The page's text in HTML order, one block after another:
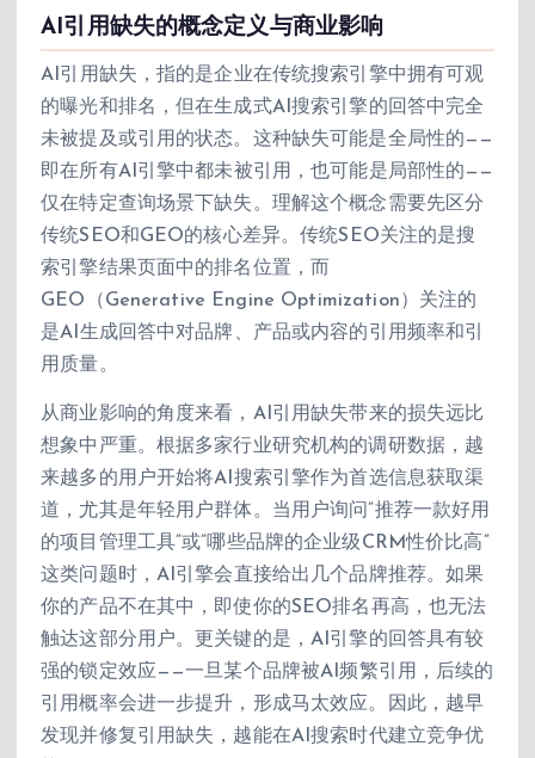
AI引用缺失的概念定义与商业影响
AI引用缺失，指的是企业在传统搜索引擎中拥有可观
的曝光和排名，但在生成式AI搜索引擎的回答中完全
未被提及或引用的状态。这种缺失可能是全局性的——
即在所有AI引擎中都未被引用，也可能是局部性的——
仅在特定查询场景下缺失。理解这个概念需要先区分
传统SEO和GEO的核心差异。传统SEO关注的是搜
索引擎结果页面中的排名位置，而
GEO（Generative Engine Optimization）关注的
是AI生成回答中对品牌、产品或内容的引用频率和引
用质量。
从商业影响的角度来看，AI引用缺失带来的损失远比
想象中严重。根据多家行业研究机构的调研数据，越
来越多的用户开始将AI搜索引擎作为首选信息获取渠
道，尤其是年轻用户群体。当用户询问”推荐一款好用
的项目管理工具”或”哪些品牌的企业级CRM性价比高”
这类问题时，AI引擎会直接给出几个品牌推荐。如果
你的产品不在其中，即使你的SEO排名再高，也无法
触达这部分用户。更关键的是，AI引擎的回答具有较
强的锁定效应——一旦某个品牌被AI频繁引用，后续的
引用概率会进一步提升，形成马太效应。因此，越早
发现并修复引用缺失，越能在AI搜索时代建立竞争优